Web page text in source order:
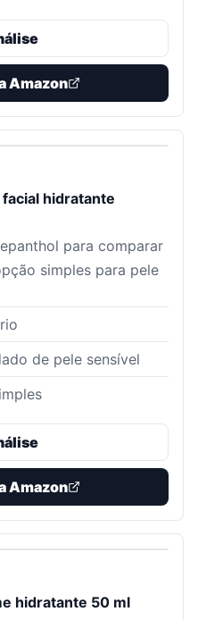
Amazon
hidratante
para comparar
simples para pele
de pele sensível
Amazon
hidratante 50 ml